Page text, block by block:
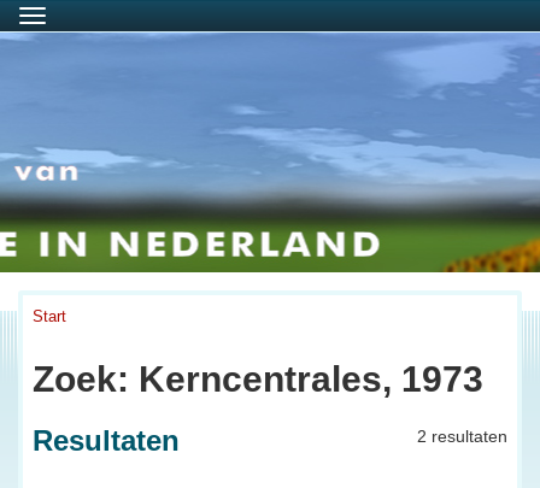
Menu
Start
Zoek: Kerncentrales, 1973
2 resultaten
Resultaten